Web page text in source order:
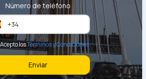
Número de teléfono
Acepto losTérminos y Condiciones
Enviar